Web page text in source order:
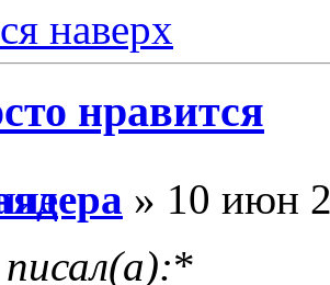
наверх
нравится
» 10 июн
*